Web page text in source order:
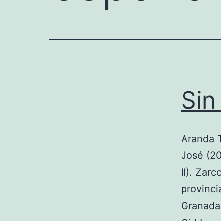
Aranda
José
II).